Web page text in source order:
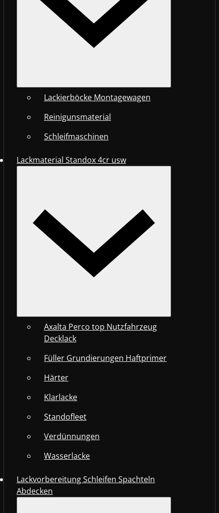
Lackierböcke Montagewagen
Reinigunsmaterial
Schleifmaschinen
Lackmaterial Standox 4cr usw
Axalta Perco top Nutzfahrzeug
Decklack
Füller Grundierungen Haftprimer
Härter
Klarlacke
Standofleet
Verdünnungen
Wasserlacke
Lackvorbereitung Schleifen Spachteln
Abdecken